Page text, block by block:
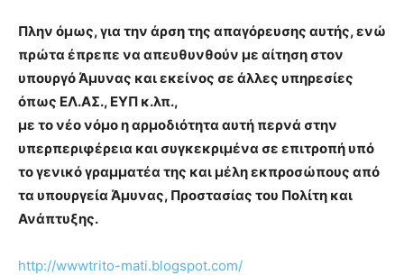
Πλην όμως, για την άρση της απαγόρευσης αυτής, ενώ
πρώτα έπρεπε να απευθυνθούν µε αίτηση στον
υπουργό Άμυνας και εκείνος σε άλλες υπηρεσίες
όπως ΕΛ.ΑΣ., ΕΥΠ κ.λπ.,
µε το νέο νόμο η αρμοδιότητα αυτή περνά στην
υπερπεριφέρεια και συγκεκριμένα σε επιτροπή υπό
το γενικό γραμματέα της και µέλη εκπροσώπους από
τα υπουργεία Άμυνας, Προστασίας του Πολίτη και
Ανάπτυξης.
http://wwwtrito-mati.blogspot.com/